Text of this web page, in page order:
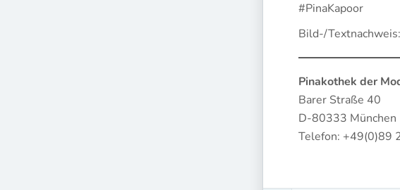
#PinaKapoor
Bild-/
Pinakothek der
Barer Straße 40
D-80333 München
Telefon: +49(0)89